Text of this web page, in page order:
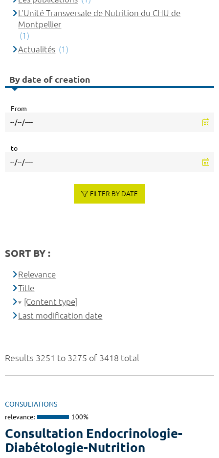
Results 3251 to 3275 of 3418 total
CONSULTATIONS
relevance: 100%
Consultation Endocrinologie-
Diabétologie-Nutrition
L'Unité Transversale de Nutrition du CHU de
Montpellier
(1)
Actualités (1)
By date of creation
From
to
FILTER BY DATE
SORT BY :
Relevance
Title
[Content type]
Last modification date